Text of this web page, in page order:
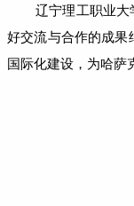
辽宁理工职业
好交流与合作的成果
国际化建设，为哈萨